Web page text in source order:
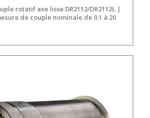
rotatif axe lisse DR2112/DR2112L |
de couple nominale de 0.1 à 20